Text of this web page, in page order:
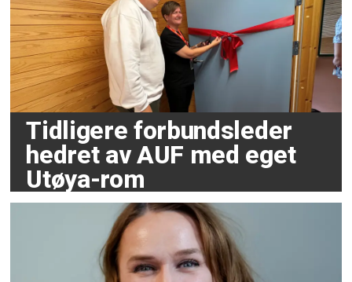
Tidligere forbundsleder
hedret av AUF med eget
Utøya-rom